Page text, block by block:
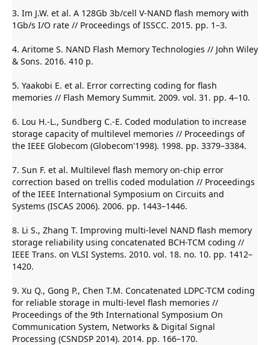
3. Im J.W. et al. A 128Gb 3b/cell V-NAND flash memory with
1Gb/s I/O rate // Proceedings of ISSCC. 2015. pp. 1–3.
4. Aritome S. NAND Flash Memory Technologies // John Wiley
& Sons. 2016. 410 p.
5. Yaakobi E. et al. Error correcting coding for flash
memories // Flash Memory Summit. 2009. vol. 31. pp. 4–10.
6. Lou H.-L., Sundberg C.-E. Coded modulation to increase
storage capacity of multilevel memories // Proceedings of
the IEEE Globecom (Globecom'1998). 1998. pp. 3379–3384.
7. Sun F. et al. Multilevel flash memory on-chip error
correction based on trellis coded modulation // Proceedings
of the IEEE International Symposium on Circuits and
Systems (ISCAS 2006). 2006. pp. 1443–1446.
8. Li S., Zhang T. Improving multi-level NAND flash memory
storage reliability using concatenated BCH-TCM coding //
IEEE Trans. on VLSI Systems. 2010. vol. 18. no. 10. pp. 1412–
1420.
9. Xu Q., Gong P., Chen T.M. Concatenated LDPC-TCM coding
for reliable storage in multi-level flash memories //
Proceedings of the 9th International Symposium On
Communication System, Networks & Digital Signal
Processing (CSNDSP 2014). 2014. pp. 166–170.